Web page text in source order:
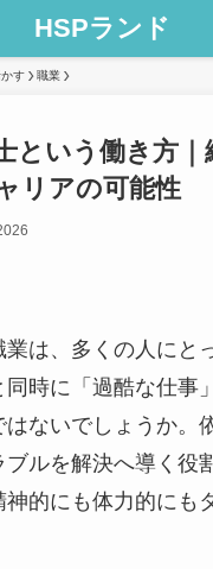
HSPランド
す 職業
という働き方｜
リアの可能性
は、多くの人にと
時に「過酷な仕事
はないでしょうか。
ブルを解決へ導く役
的にも体力的にも